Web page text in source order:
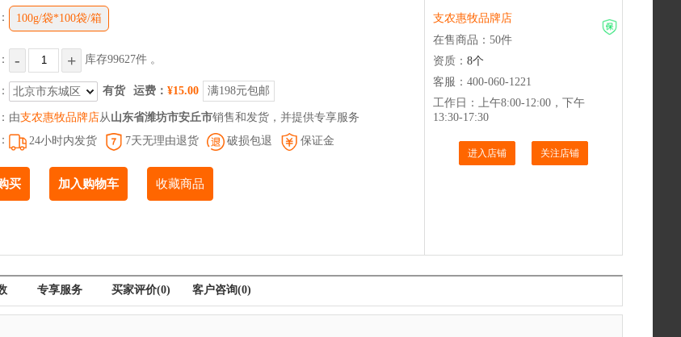
100g/袋*100袋/箱
- + 库存99627件 。
北京市东城区 有货 运费：¥15.00 满198元包邮
由支农惠牧品牌店从 山东省潍坊市安丘市销售和发货，并提供专享服务
24小时内发货 7天无理由退货 破损包退 保证金
买 加入购物车 收藏商品
支农惠牧品牌店
在售商品： 50件
资质： 8个
客服：400-060-1221
工作日： 上午8:00-12:00，下午
13:30-17:30
进入店铺 关注店铺
专享服务 买家评价(0) 客户咨询(0)